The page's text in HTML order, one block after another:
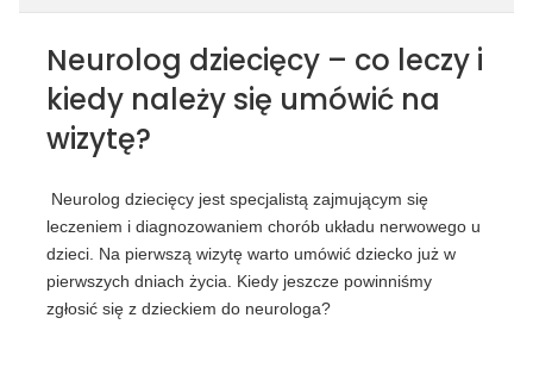
Neurolog dziecięcy – co leczy i
kiedy należy się umówić na
wizytę?
Neurolog dziecięcy jest specjalistą zajmującym się
leczeniem i diagnozowaniem chorób układu nerwowego u
dzieci. Na pierwszą wizytę warto umówić dziecko już w
pierwszych dniach życia. Kiedy jeszcze powinniśmy
zgłosić się z dzieckiem do neurologa?